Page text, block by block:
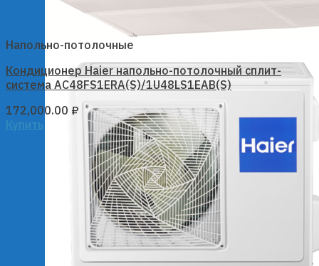
Напольно-потолочные
Кондиционер Haier напольно-потолочный сплит-
система AC48FS1ERA(S)/1U48LS1EAB(S)
172,000.00 ₽
Купить